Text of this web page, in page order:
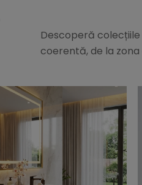
Descoperă
coerentă, de la